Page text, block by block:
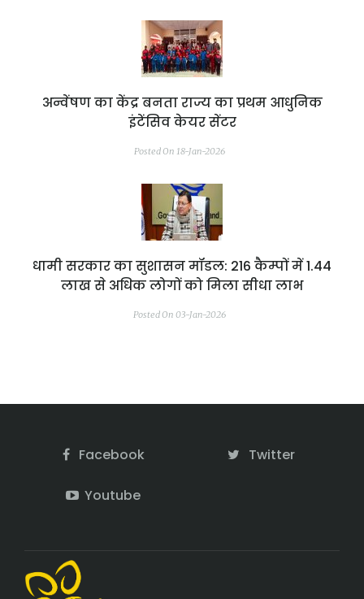
अन्वेंषण का केंद्र बनता राज्य का प्रथम आधुनिक
इंटेंसिव केयर सेंटर
Posted On 18-Jan-2026
धामी सरकार का सुशासन मॉडल: 216 कैम्पों में 1.44
लाख से अधिक लोगों को मिला सीधा लाभ
Posted On 03-Jan-2026
Facebook Twitter
Youtube